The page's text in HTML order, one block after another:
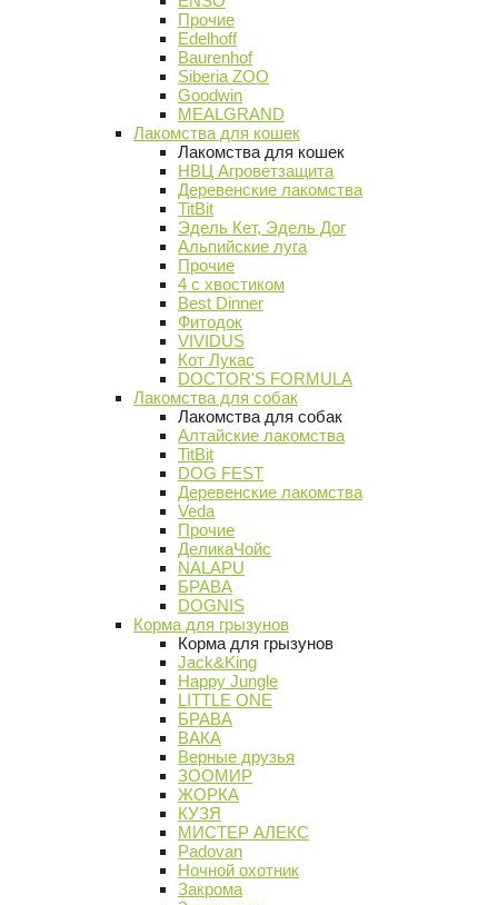
Прочие
Edelhoff
Baurenhof
Siberia ZOO
Goodwin
MEALGRAND
Лакомства для кошек
Лакомства для кошек
НВЦ Агроветзащита
Деревенские лакомства
TitBit
Эдель Кет, Эдель Дог
Альпийские луга
Прочие
4 с хвостиком
Best Dinner
Фитодок
VIVIDUS
Кот Лукас
DOCTOR'S FORMULA
Лакомства для собак
Лакомства для собак
Алтайские лакомства
TitBit
DOG FEST
Деревенские лакомства
Veda
Прочие
ДеликаЧойс
NALAPU
БРАВА
DOGNIS
Корма для грызунов
Корма для грызунов
Jack&King
Happy Jungle
LITTLE ONE
БРАВА
ВАКА
Верные друзья
ЗООМИР
ЖОРКА
КУЗЯ
МИСТЕР АЛЕКС
Padovan
Ночной охотник
Закрома